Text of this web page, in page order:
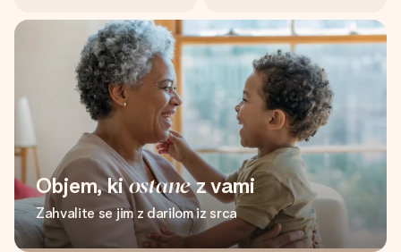
Objem, kiostanez vami
Zahvalite se jim z darilom iz srca